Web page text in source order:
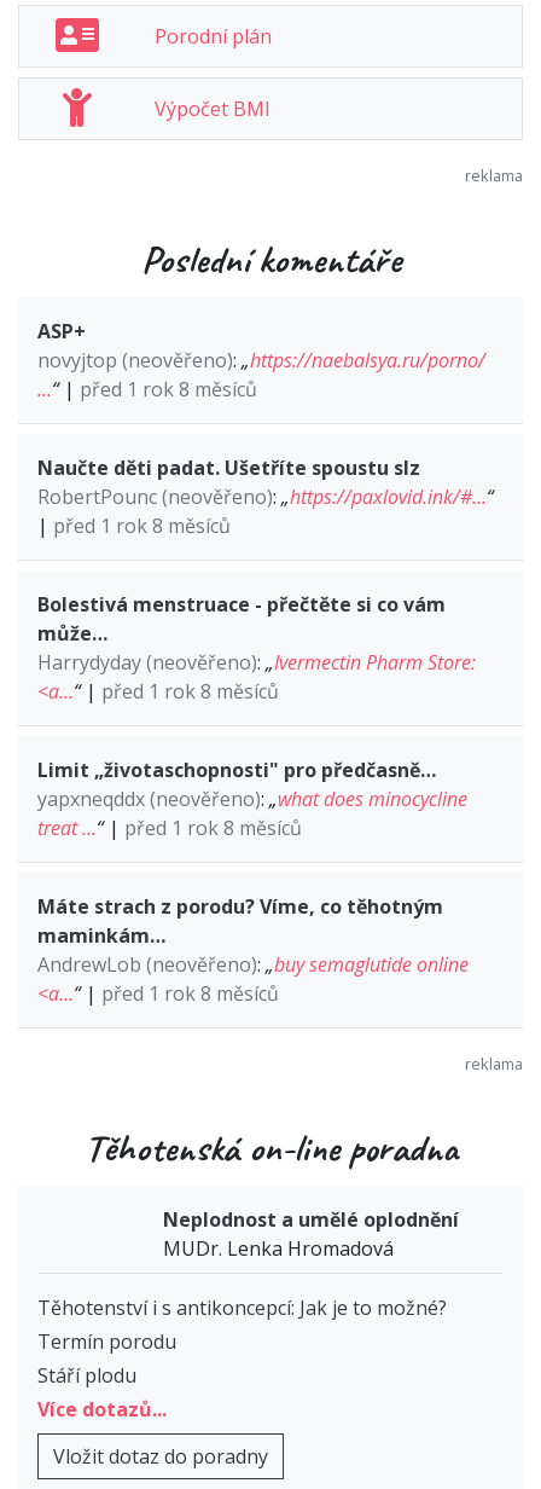
Porodní plán
Výpočet BMI
Poslední komentáře
ASP+
novyjtop (neověřeno): „https://naebalsya.ru/porno/
…“| před 1 rok 8 měsíců
Naučte děti padat. Ušetříte spoustu slz
RobertPounc (neověřeno): „https://paxlovid.ink/#…“
| před 1 rok 8 měsíců
Bolestivá menstruace - přečtěte si co vám
může…
Harrydyday (neověřeno): „Ivermectin Pharm Store:
<a…“| před 1 rok 8 měsíců
Limit „životaschopnosti" pro předčasně…
yapxneqddx (neověřeno): „what does minocycline
treat …“| před 1 rok 8 měsíců
Máte strach z porodu? Víme, co těhotným
maminkám…
AndrewLob (neověřeno): „buy semaglutide online
<a…“| před 1 rok 8 měsíců
Těhotenská on-line poradna
Neplodnost a umělé oplodnění
MUDr. Lenka Hromadová
Těhotenství i s antikoncepcí: Jak je to možné?
Termín porodu
Stáří plodu
Více dotazů...
Vložit dotaz do poradny